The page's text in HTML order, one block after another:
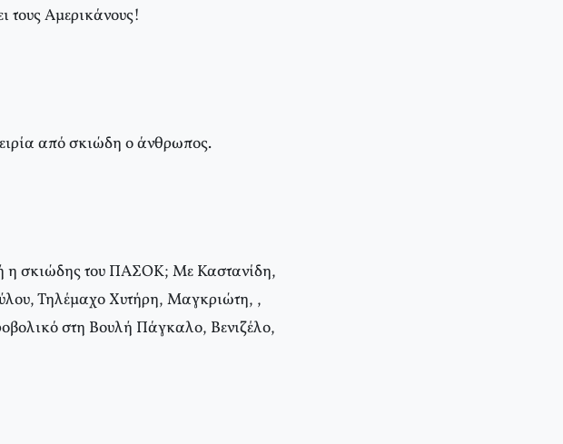
τους Αμερικάνους!
από σκιώδη ο άνθρωπος.
η σκιώδης του ΠΑΣΟΚ; Με Καστανίδη,
Τηλέμαχο Χυτήρη, Μαγκριώτη, ,
στη Βουλή Πάγκαλο, Βενιζέλο,